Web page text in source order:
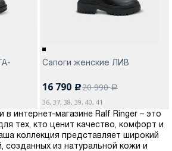
Сапоги женские ЛИВ
16 790 c20 990a
36, 37, 38, 39, 40, 41
в интернет-магазине Ralf Ringer – это
тех, кто ценит качество, комфорт и
коллекция представляет широкий
созданных из натуральной кожи и